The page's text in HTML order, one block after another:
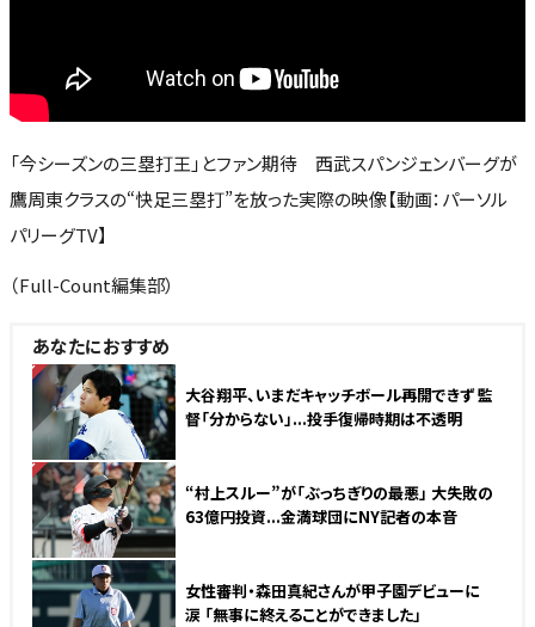
「今シーズンの三塁打王」とファン期待 西武スパンジェンバーグが
鷹周東クラスの“快足三塁打”を放った実際の映像【動画：パーソル
パリーグTV】
（Full-Count編集部）
あなたにおすすめ
NEW
大谷翔平、いまだキャッチボール再開できず 監
督「分からない」...投手復帰時期は不透明
NEW
“村上スルー”が「ぶっちぎりの最悪」 大失敗の
63億円投資...金満球団にNY記者の本音
女性審判・森田真紀さんが甲子園デビューに
涙 「無事に終えることができました」